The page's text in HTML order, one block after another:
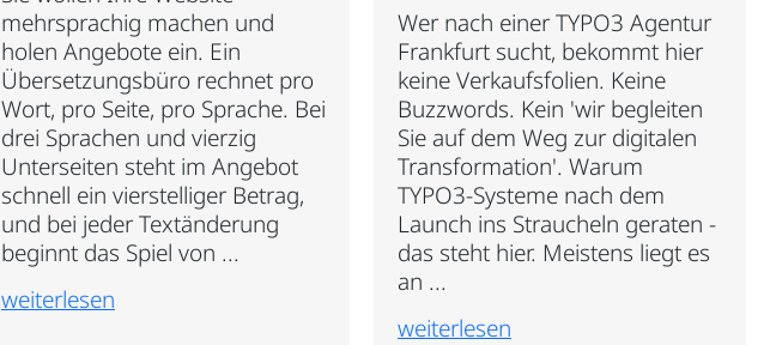
mehrsprachig machen und
holen Angebote ein. Ein
Übersetzungsbüro rechnet pro
Wort, pro Seite, pro Sprache. Bei
drei Sprachen und vierzig
Unterseiten steht im Angebot
schnell ein vierstelliger Betrag,
und bei jeder Textänderung
beginnt das Spiel von ...
weiterlesen
Wer nach einer TYPO3 Agentur
Frankfurt sucht, bekommt hier
keine Verkaufsfolien. Keine
Buzzwords. Kein 'wir begleiten
Sie auf dem Weg zur digitalen
Transformation'. Warum
TYPO3-Systeme nach dem
Launch ins Straucheln geraten -
das steht hier. Meistens liegt es
an ...
weiterlesen